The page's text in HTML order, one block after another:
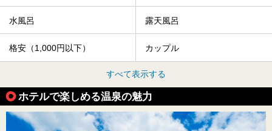
水風呂 露天風呂
格安（1,000円以下） カップル
すべて表示する
ホテルで楽しめる温泉の魅力